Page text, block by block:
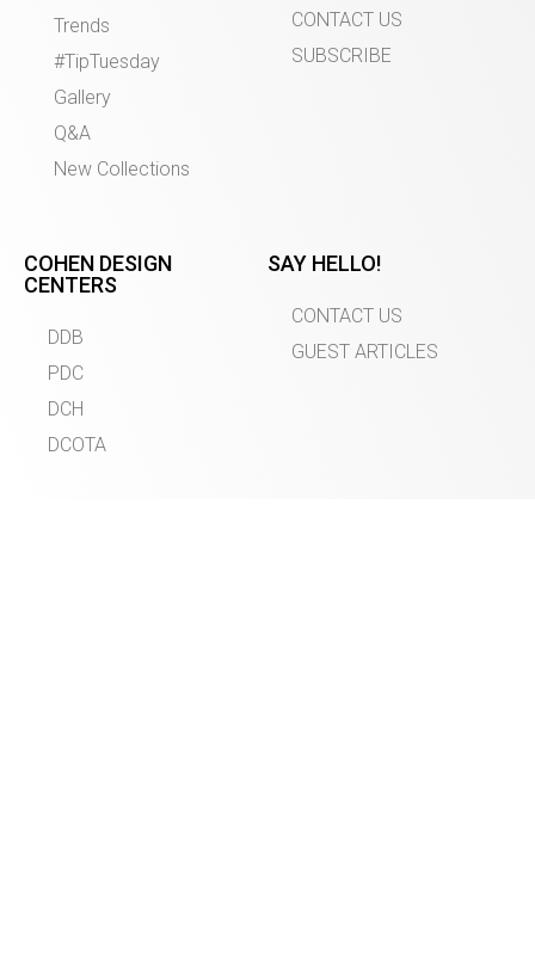
Trends
#TipTuesday
Gallery
Q&A
New Collections
CONTACT US
SUBSCRIBE
COHEN DESIGN
CENTERS
DDB
PDC
DCH
DCOTA
SAY HELLO!
CONTACT US
GUEST ARTICLES